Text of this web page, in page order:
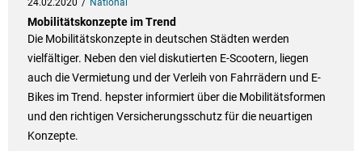
24.02.2020 National
Mobilitätskonzepte im Trend
Die Mobilitätskonzepte in deutschen Städten werden
vielfältiger. Neben den viel diskutierten E-Scootern, liegen
auch die Vermietung und der Verleih von Fahrrädern und E-
Bikes im Trend. hepster informiert über die Mobilitätsformen
und den richtigen Versicherungsschutz für die neuartigen
Konzepte.